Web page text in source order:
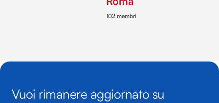
102 membri
Vuoi rimanere aggiornato su